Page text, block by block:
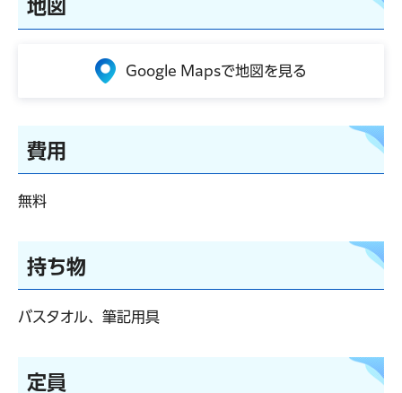
地図
Google Mapsで地図を見る
費用
無料
持ち物
バスタオル、筆記用具
定員